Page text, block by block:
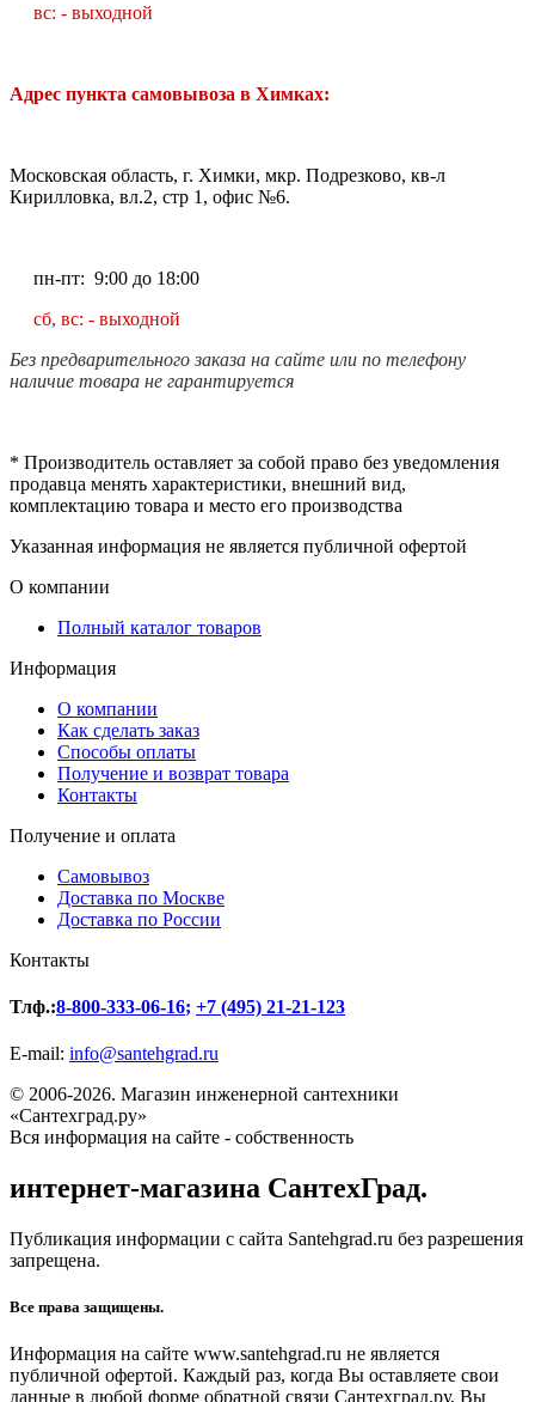
вс: - выходной
Адрес пункта самовывоза в Химках:
Московская область, г. Химки, мкр. Подрезково, кв-л
Кирилловка, вл.2, стр 1, офис №6.
пн-пт: 9:00 до 18:00
сб, вс: - выходной
Без предварительного заказа на сайте или по телефону
наличие товара не гарантируется
* Производитель оставляет за собой право без уведомления
продавца менять характеристики, внешний вид,
комплектацию товара и место его производства
Указанная информация не является публичной офертой
О компании
Полный каталог товаров
Информация
О компании
Как сделать заказ
Способы оплаты
Получение и возврат товара
Контакты
Получение и оплата
Самовывоз
Доставка по Москве
Доставка по России
Контакты
Тлф.:8-800-333-06-16; +7 (495) 21-21-123
E-mail: info@santehgrad.ru
© 2006-2026. Магазин инженерной сантехники
«Сантехград.ру»
Вся информация на сайте - собственность
интернет-магазина СантехГрад.
Публикация информации с сайта Santehgrad.ru без разрешения
запрещена.
Все права защищены.
Информация на сайте www.santehgrad.ru не является
публичной офертой. Каждый раз, когда Вы оставляете свои
данные в любой форме обратной связи Сантехград.ру, Вы